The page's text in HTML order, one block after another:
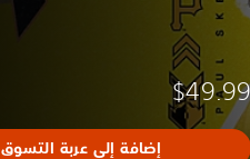
$49.99
إضافة إلى عربة التسوق